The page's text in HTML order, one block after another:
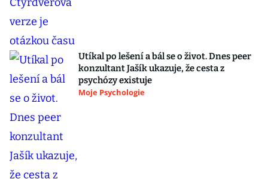
Utíkal po lešení a bál se o život. Dnes peer
konzultant Jašík ukazuje, že cesta z
psychózy existuje
Moje Psychologie